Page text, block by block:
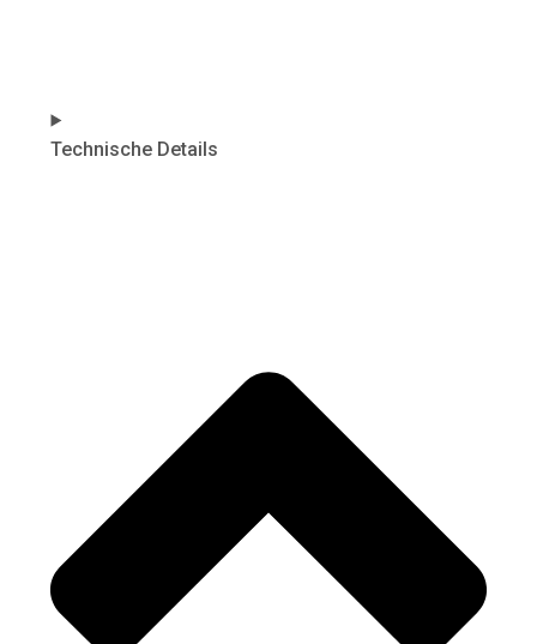
Technische Details